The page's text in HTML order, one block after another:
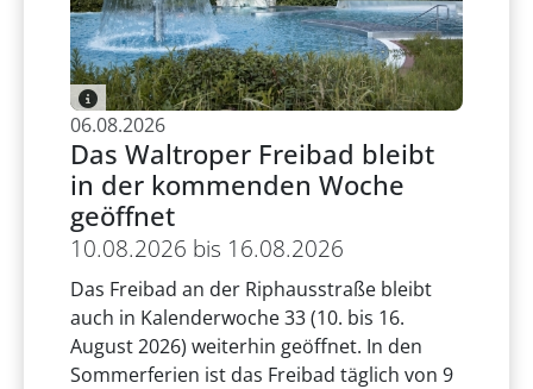
06.08.2026
Das Waltroper Freibad bleibt
in der kommenden Woche
geöffnet
10.08.2026 bis 16.08.2026
Das Freibad an der Riphausstraße bleibt
auch in Kalenderwoche 33 (10. bis 16.
August 2026) weiterhin geöffnet. In den
Sommerferien ist das Freibad täglich von 9